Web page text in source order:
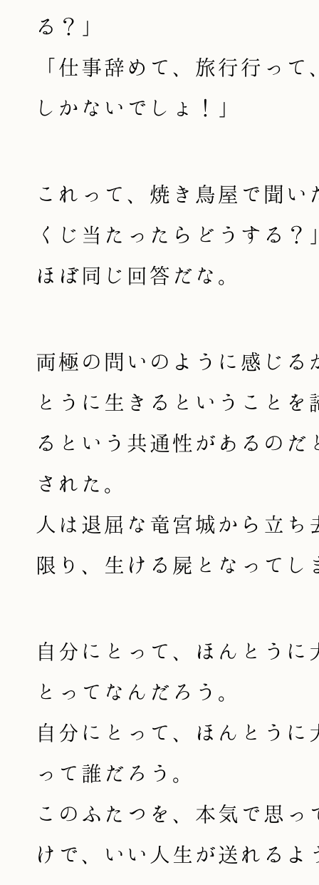
る？」
「仕事辞めて、旅行行って
しかないでしょ！」
これって、焼き鳥屋で聞い
くじ当たったらどうする？
ほぼ同じ回答だな。
両極の問いのように感じる
とうに生きるということを
るという共通性があるのだ
された。
人は退屈な竜宮城から立ち
限り、生ける屍となってし
自分にとって、ほんとうに
とってなんだろう。
自分にとって、ほんとうに
って誰だろう。
このふたつを、本気で思っ
けで、いい人生が送れるよ